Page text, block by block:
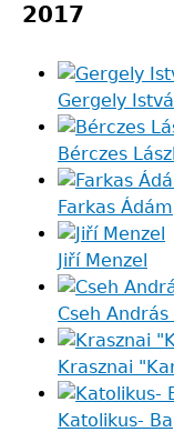
2017
Gergely
Bérczes
Farkas Ádám
Jiří Menzel
Cseh
Krasznai
Katolikus-